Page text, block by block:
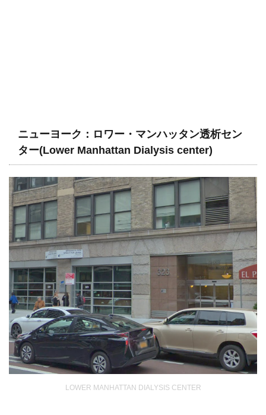
ニューヨーク：ロワー・マンハッタン透析セン
ター(Lower Manhattan Dialysis center)
LOWER MANHATTAN DIALYSIS CENTER